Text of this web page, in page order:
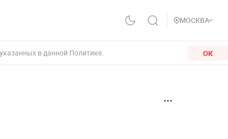
МОСКВА
в данной Политике. ОК